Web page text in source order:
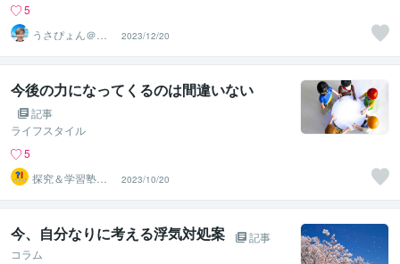
5
うさぴょん＠癒
し系アラフィフ
心寄り添い人
2023/12/20
今後の力になってくるのは間違いない
記事
ライフスタイル
5
探究＆学習塾｜
なぜラボ
2023/10/20
今、自分なりに考える浮気対処案
記事
コラム